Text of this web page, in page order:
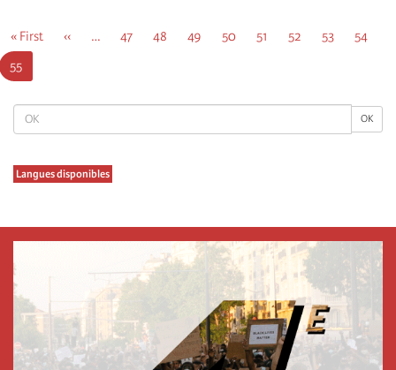
OK OK
Langues disponibles
Πρώτη
σελίδα
« First
Προηγούμενη
‹‹ … Σελίδα
47 Σελίδα
48 Σελίδα
49 Σελίδα
50 Σελίδα
51 Σελίδα
52 Σελίδα
53 Σελίδα
54
Τρέχουσα
σελίδα
55